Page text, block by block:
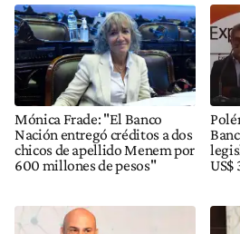
Mónica Frade: "El Banco
Nación entregó créditos a dos
chicos de apellido Menem por
600 millones de pesos"
US$